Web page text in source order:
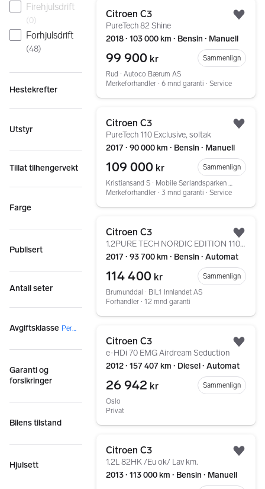
Firehjulsdrift
(0)
Forhjulsdrift
(48)
Hestekrefter
Utstyr
Tillat tilhengervekt
Farge
Publisert
Antall seter
Avgiftsklasse Personbil
Garanti og
forsikringer
Bilens tilstand
Hjulsett
Citroen C3
PureTech 82 Shine
2018 ∙ 103 000 km ∙ Bensin ∙ Manuell
99 900 kr
Sammenlign
Rud ∙ Autoco Bærum AS
Merkeforhandler ∙ 6 mnd garanti ∙ Service
Citroen C3
PureTech 110 Exclusive, soltak
2017 ∙ 90 000 km ∙ Bensin ∙ Manuell
109 000 kr
Sammenlign
Merkeforhandler ∙ 3 mnd garanti ∙ Service
Citroen C3
1.2PURE TECH NORDIC EDITION 110HK AUT/R.KAM/12MND GARAN
2017 ∙ 93 700 km ∙ Bensin ∙ Automat
114 400 kr
Sammenlign
Brumunddal ∙ BIL1 Innlandet AS
Forhandler ∙ 12 mnd garanti
Citroen C3
e-HDi 70 EMG Airdream Seduction
2012 ∙ 157 407 km ∙ Diesel ∙ Automat
26 942 kr
Sammenlign
Oslo
Privat
Citroen C3
1.2L 82HK /Eu ok/ Lav km.
2013 ∙ 113 000 km ∙ Bensin ∙ Manuell